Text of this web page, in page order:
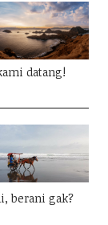
datang!
berani gak?